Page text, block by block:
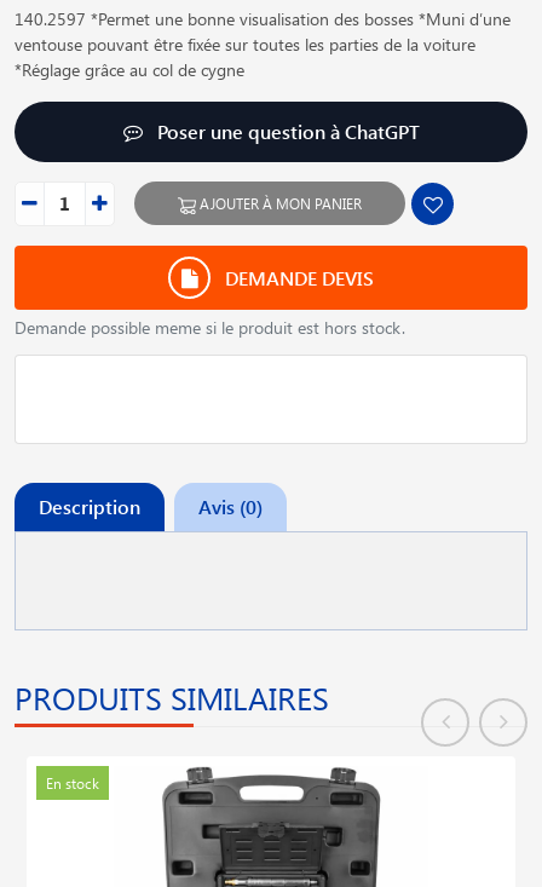
140.2597 *Permet une bonne visualisation des bosses *Muni d′une
ventouse pouvant être fixée sur toutes les parties de la voiture
*Réglage grâce au col de cygne
Poser une question à ChatGPT
AJOUTER À MON PANIER
DEMANDE DEVIS
Demande possible meme si le produit est hors stock.
Description Avis (0)
PRODUITS SIMILAIRES
En stock